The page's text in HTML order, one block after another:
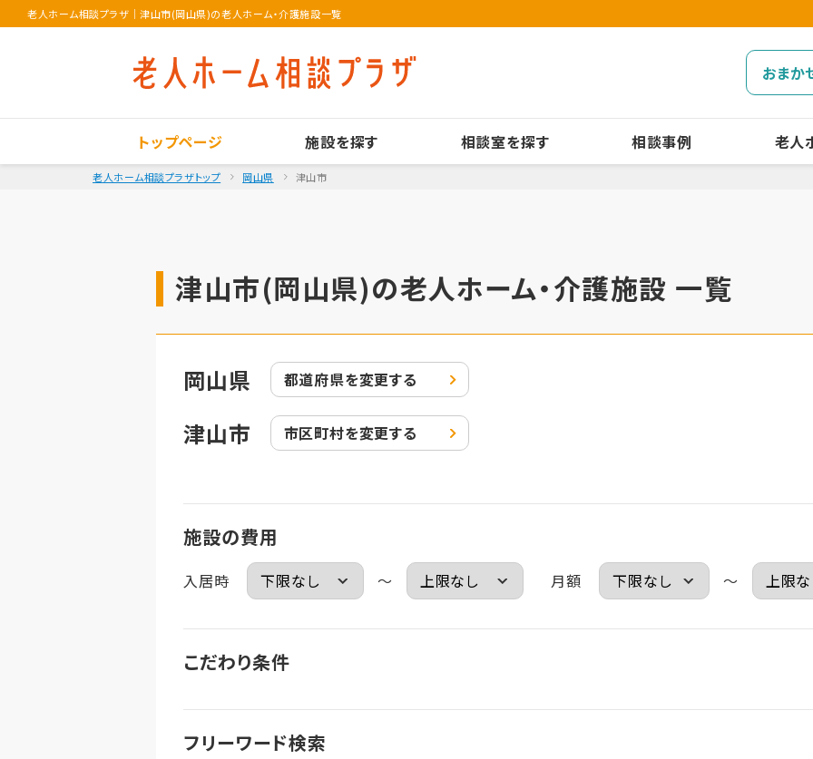
老人ホーム相談プラザ ｜津山市(岡山県)の老人ホーム・介護施設一覧
おまか
トップページ 施設を探す 相談室を探す 相談事例 老人
老人ホーム相談プラザトップ 岡山県 津山市
津山市(岡山県)の老人ホーム・介護施設 一覧
岡山県 都道府県を変更する
津山市 市区町村を変更する
施設の費用
入居時 ～ 月額 ～
こだわり条件
フリーワード検索